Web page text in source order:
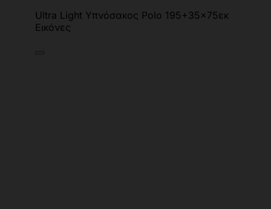
Ultra Light Υπνόσακος Polo 195+35x75εκ
Εικόνες